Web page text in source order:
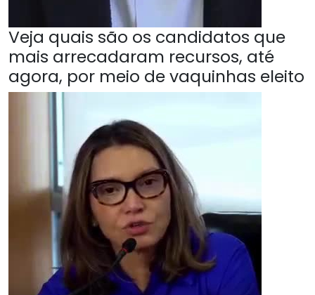
Veja quais são os candidatos que
mais arrecadaram recursos, até
agora, por meio de vaquinhas eleito